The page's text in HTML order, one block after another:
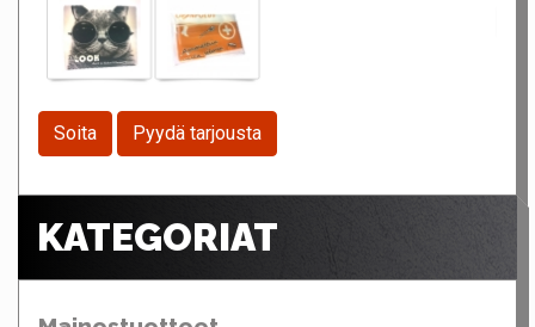
Soita Pyydä tarjousta
KATEGORIAT